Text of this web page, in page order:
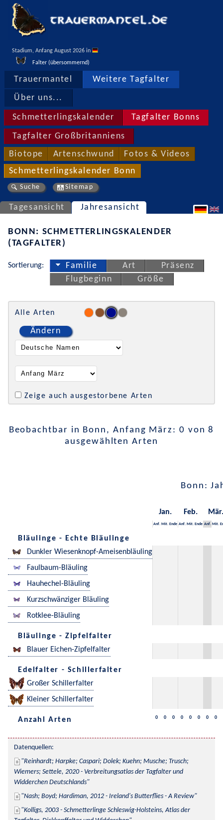
Stadium, Anfang August 2026 in
Falter (übersommernd)
Trauermantel Weitere Tagfalter
Über uns...
Schmetterlingskalender Tagfalter Bonns
Tagfalter Großbritanniens
Biotope Artenschwund Fotos & Videos
Schmetterlingskalender Bonn
Suche Sitemap
Tagesansicht Jahresansicht
BONN: SCHMETTERLINGSKALENDER
(TAGFALTER)
Sortierung: Familie Art
Präsenz
Flugbeginn
Größe
Alle Arten
Ändern
Zeige auch ausgestorbene Arten
Beobachtbar in Bonn, Anfang März: 0 von 8
ausgewählten Arten
Bonn:
Jan. Feb. Mär.
Anf. Mit. Ende Anf. Mit. Ende Anf. Mit.
Bläulinge - Echte Bläulinge
Dunkler Wiesenknopf-Ameisenbläuling
Faulbaum-Bläuling
Hauhechel-Bläuling
Kurzschwänziger Bläuling
Rotklee-Bläuling
Bläulinge - Zipfelfalter
Blauer Eichen-Zipfelfalter
Edelfalter - Schillerfalter
Großer Schillerfalter
Kleiner Schillerfalter
Anzahl Arten 0 0 0 0 0 0 0 0
Datenquellen:
Reinhardt; Harpke; Caspari; Dolek; Kuehn; Musche; Trusch;
Wiemers; Settele, 2020 - Verbreitungsatlas der Tagfalter und
Widderchen Deutschlands
Nash; Boyd; Hardiman, 2012 - Ireland's Butterflies - A Review
Kolligs, 2003 - Schmetterlinge Schleswig-Holsteins, Atlas der